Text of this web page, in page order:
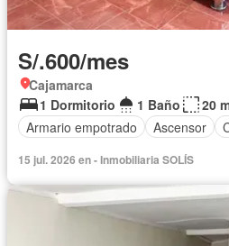
S/.600/mes
Cajamarca
1 Dormitorio
1 Baño
20
Armario empotrado
Ascensor
15 jul. 2026 en - Inmobiliaria SOLÍS